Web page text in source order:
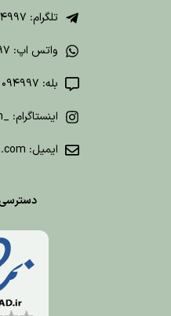
تلگرام: 09351094997
واتس اپ: 09351094997
بله: 09351094997
اینستاگرام: _tarcheh
ایمیل: support@tarcheh.com